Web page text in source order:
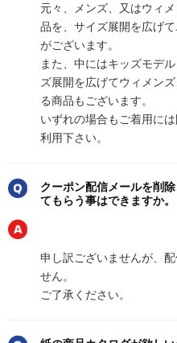
元々、メンズ、又はウィ
品を、サイズ展開を広げ
がございます。
また、中にはキッズモデ
ズ展開を広げてウィメン
る商品もございます。
いずれの場合もご着用に
利用下さい。
クーポン配信メールを削
てもらう事はできますか。
申し訳ございませんが、
せん。
ご了承ください。